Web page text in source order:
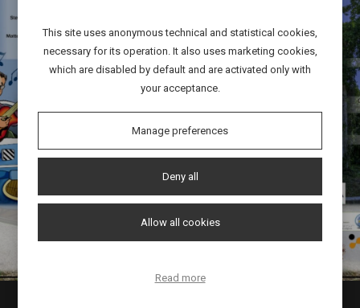
This site uses anonymous technical and statistical cookies,
necessary for its operation. It also uses marketing cookies,
which are disabled by default and are activated only with
your acceptance.
Manage preferences
Deny all
Allow all cookies
Read more